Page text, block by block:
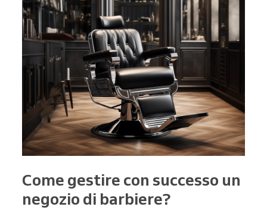
Come gestire con successo un
negozio di barbiere?